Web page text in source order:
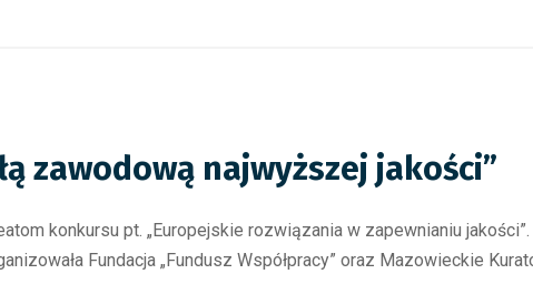
zawodową najwyższej jakości”
konkursu pt. „Europejskie rozwiązania w zapewnianiu
Fundacja „Fundusz Współpracy” oraz Mazowieckie